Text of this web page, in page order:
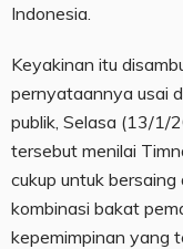
Indonesia.
Keyakinan itu
pernyataannya usai
publik, Selasa (13/1/
tersebut menilai
cukup untuk bersaing
kombinasi bakat
kepemimpinan yang